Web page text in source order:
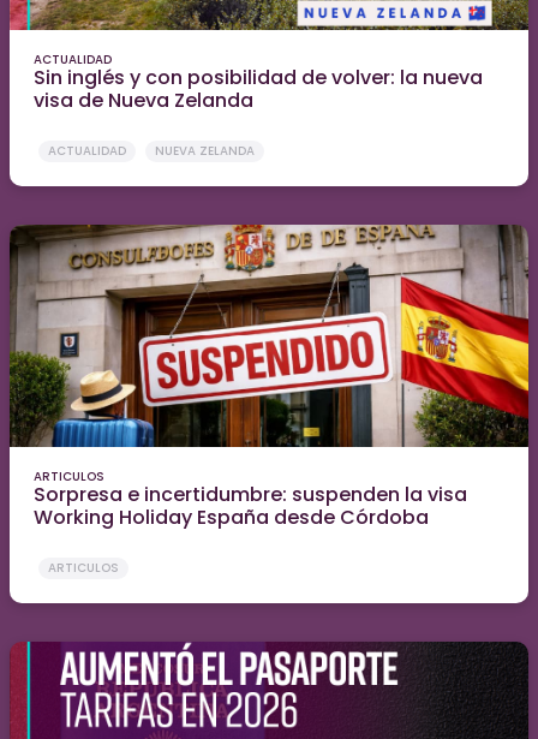
ACTUALIDAD
Sin inglés y con posibilidad de volver: la nueva
visa de Nueva Zelanda
ACTUALIDAD NUEVA ZELANDA
ARTICULOS
Sorpresa e incertidumbre: suspenden la visa
Working Holiday España desde Córdoba
ARTICULOS